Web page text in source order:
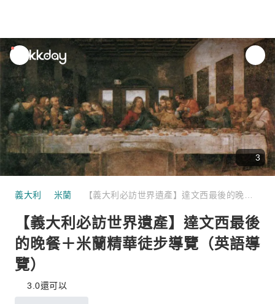
unread
notifications
3
義大利 米蘭
【義大利必訪世界遺產】達文西最後
的晚餐＋米蘭精華徒步導覽（英語導
覽）
3.0還可以